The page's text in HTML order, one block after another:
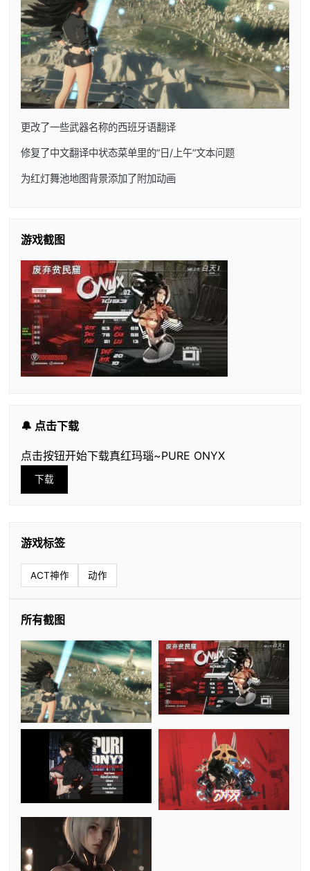
更改了一些武器名称的西班牙语翻译
修复了中文翻译中状态菜单里的”日/上午”文本问题
为红灯舞池地图背景添加了附加动画
游戏截图
🔔 点击下载
点击按钮开始下载真红玛瑙~PURE ONYX
下载
游戏标签
ACT神作 动作
所有截图